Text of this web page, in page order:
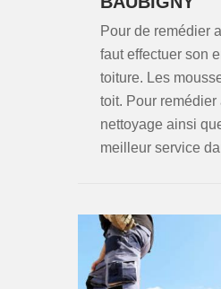
Pour de remédier
faut effectuer son
toiture. Les
toit. Pour
nettoyage ainsi
meilleur service